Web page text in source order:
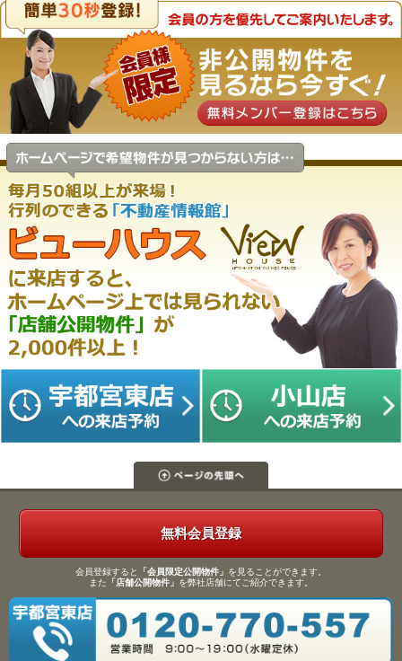
無料会員登録
会員登録すると 「会員限定公開物件」 を見ることができます。
また 「店舗公開物件」 を弊社店舗にてご紹介できます。